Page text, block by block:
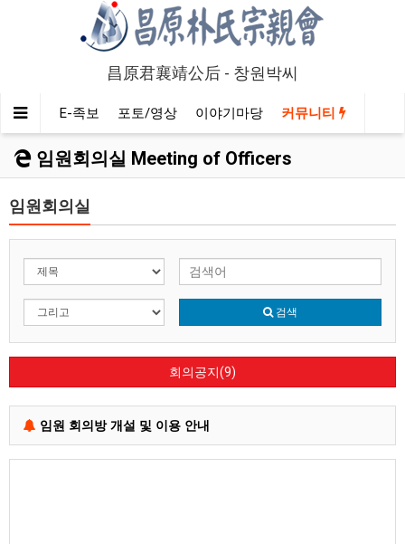
昌原君襄靖公后 - 창원박씨
정보 E-족보 포토/영상 이야기마당 커뮤니티
임원회의실 Meeting of Officers
임원회의실
검색
회의공지(9)
임원 회의방 개설 및 이용 안내